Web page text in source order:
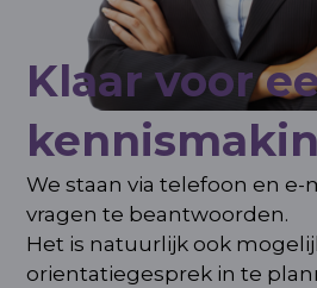
Klaar voor
We staan via telefoon en e-
vragen te beantwoorden.
Het is natuurlijk ook
orientatiegesprek in te